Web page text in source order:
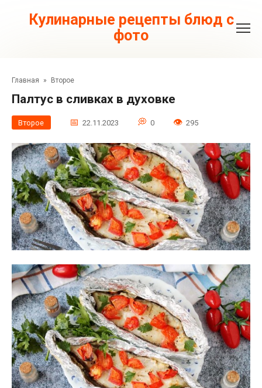
контентуКулинарные рецепты блюд с
фото
Главная » Второе
Палтус в сливках в духовке
Второе 22.11.2023 0 295